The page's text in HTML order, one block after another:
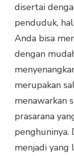
disertai
penduduk,
Anda bisa
dengan
merupakan
menawarkan
prasarana
penghuninya.
menjadi yang